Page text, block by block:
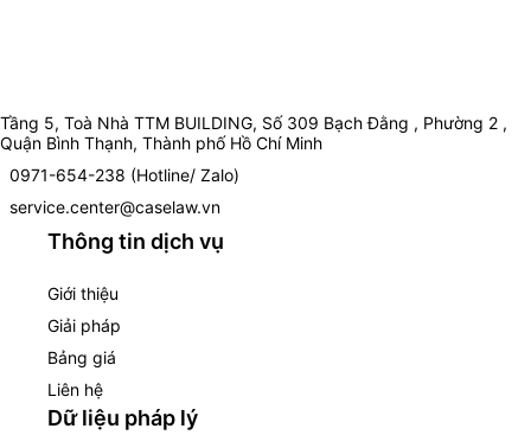
Tầng 5, Toà Nhà TTM BUILDING, Số 309 Bạch Đằng , Phường 2 ,
Quận Bình Thạnh, Thành phố Hồ Chí Minh
0971-654-238 (Hotline/ Zalo)
service.center@caselaw.vn
Thông tin dịch vụ
Giới thiệu
Giải pháp
Bảng giá
Liên hệ
Dữ liệu pháp lý